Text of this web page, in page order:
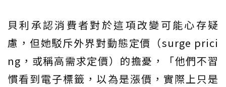
貝利承認消費者對於這項改變可能心存疑
慮，但她駁斥外界對動態定價（surge prici
ng，或稱高需求定價）的擔憂，「他們不習
慣看到電子標籤，以為是漲價，實際上只是